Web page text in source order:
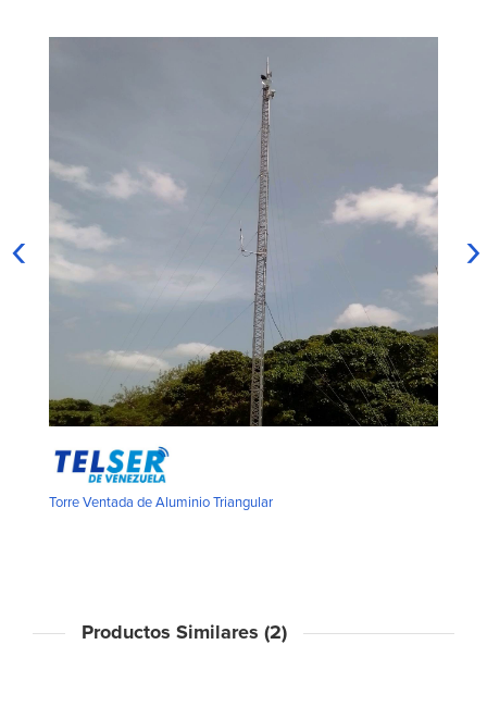
Torre Ventada de Aluminio Triangular
‹ ›
Productos Similares (2)